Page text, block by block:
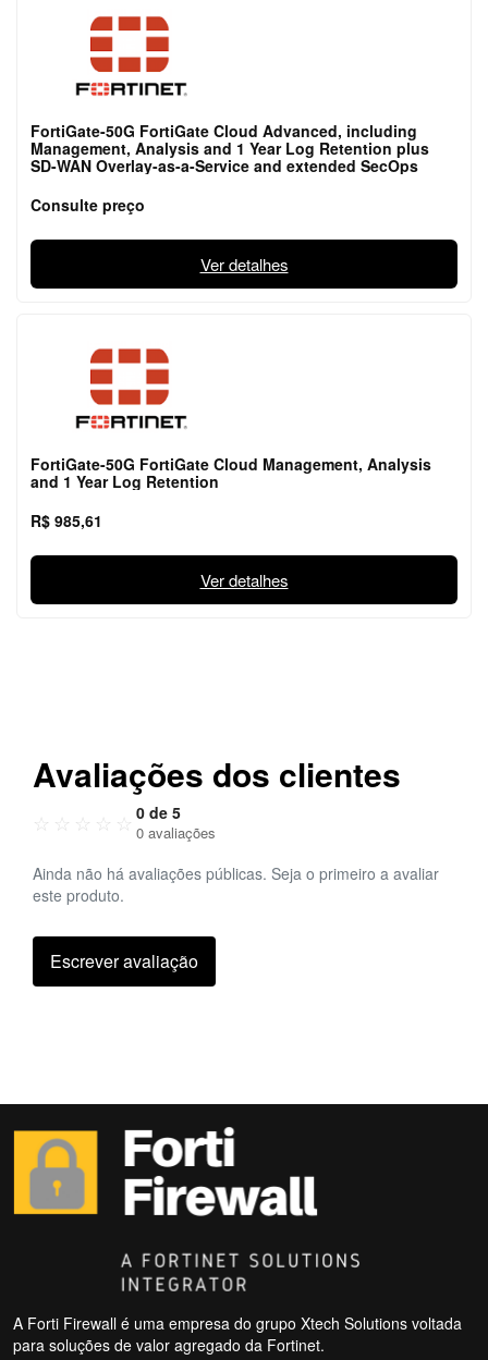
FortiGate-50G FortiGate Cloud Advanced, including
Management, Analysis and 1 Year Log Retention plus
SD-WAN Overlay-as-a-Service and extended SecOps
Consulte preço
Ver detalhes
FortiGate-50G FortiGate Cloud Management, Analysis
and 1 Year Log Retention
R$ 985,61
Ver detalhes
Avaliações dos clientes
☆ ☆ ☆ ☆ ☆ 0 de 5
0 avaliações
Ainda não há avaliações públicas. Seja o primeiro a avaliar
este produto.
Escrever avaliação
A Forti Firewall é uma empresa do grupo Xtech Solutions voltada
para soluções de valor agregado da Fortinet.